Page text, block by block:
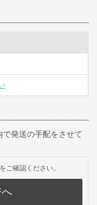
発送の手配をさせて
ご確認ください。